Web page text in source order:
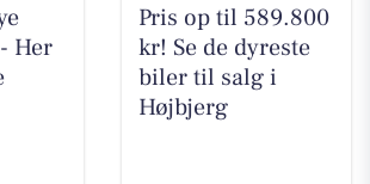
Her
Pris op til 589.800
kr! Se de dyreste
biler til salg i
Højbjerg